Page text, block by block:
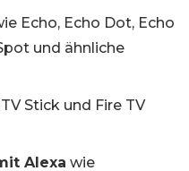
Echo, Echo Dot, Echo
und ähnliche
Stick und Fire TV
Alexa wie